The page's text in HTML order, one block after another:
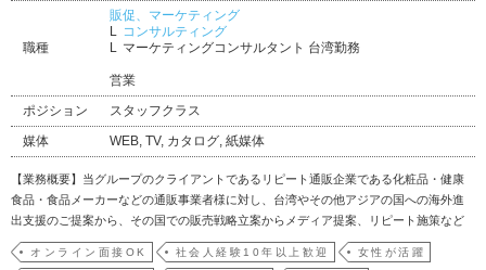
職種
販促、マーケティング
コンサルティング
マーケティングコンサルタント 台湾勤務
営業
ポジション
スタッフクラス
媒体
WEB, TV, カタログ, 紙媒体
【業務概要】当グループのクライアントであるリピート通販企業である化粧品・健康
食品・食品メーカーなどの通販事業者様に対し、台湾やその他アジアの国への海外進
出支援のご提案から、その国での販売戦略立案からメディア提案、リピート施策など
クライアント様の課題に合わせたコンサルティング提案を行って頂きます。会社の代
表窓口として、クライアント様との信頼関係を構築する重要な役割も担っています。
オンライン面接OK 社会人経験10年以上歓迎 女性が活躍